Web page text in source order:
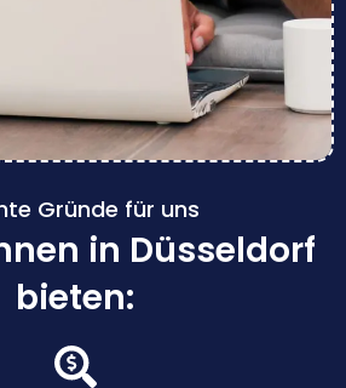
Gründe für uns
in Düsseldorf
bieten: